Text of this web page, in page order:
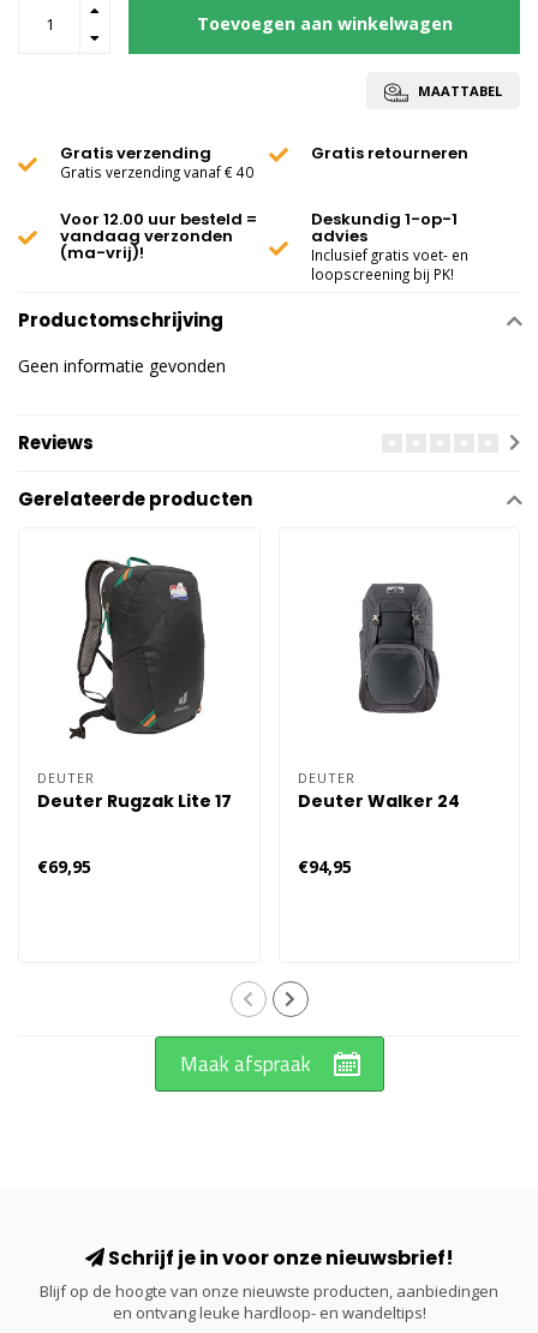
Toevoegen aan winkelwagen
MAATTABEL
Gratis verzending
Gratis verzending vanaf € 40
Gratis retourneren
Voor 12.00 uur besteld =
vandaag verzonden
(ma-vrij)!
Deskundig 1-op-1
advies
Inclusief gratis voet- en
loopscreening bij PK!
Productomschrijving
Geen informatie gevonden
Reviews
Gerelateerde producten
DEUTER
Deuter Rugzak Lite 17
€69,95
DEUTER
Deuter Walker 24
€94,95
Maak afspraak
Schrijf je in voor onze nieuwsbrief!
Blijf op de hoogte van onze nieuwste producten, aanbiedingen
en ontvang leuke hardloop- en wandeltips!